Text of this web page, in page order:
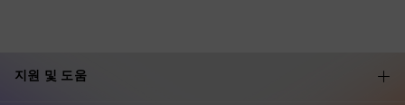
지원 및 도움